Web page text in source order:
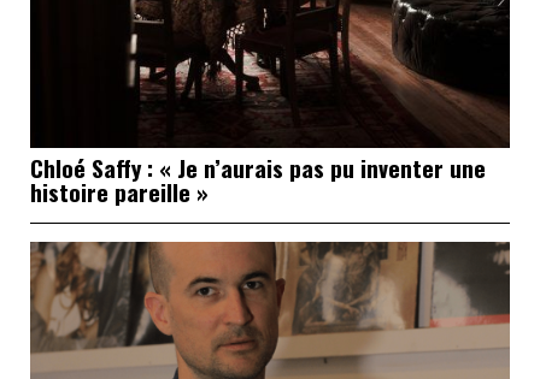
Chloé Saffy : « Je n’aurais pas pu inventer une
histoire pareille »